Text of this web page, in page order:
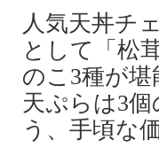
人気天丼チ
として「松
のこ3種が
天ぷらは3
う、手頃な